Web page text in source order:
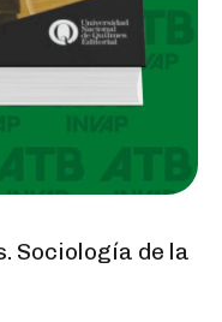
Sociología de la